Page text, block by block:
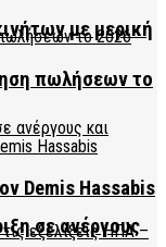
με μερική
σε ανέργους
πωλήσεων το
Demis Hassabis